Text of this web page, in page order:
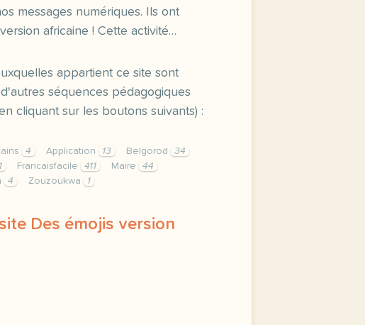
messages numériques. Ils ont
africaine ! Cette activité…
appartient ce site sont
séquences pédagogiques
cliquant sur les boutons suivants) :
4 Application 13 Belgorod
34
1 Francaisfacile 411 Maire
44
4 Zouzoukwa 1
Des émojis version